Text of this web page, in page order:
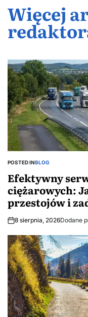
Więcej
POSTED INBLOG
Efektywny
ciężarowych:
przestojów i
8 sierpnia, 2026Dodane